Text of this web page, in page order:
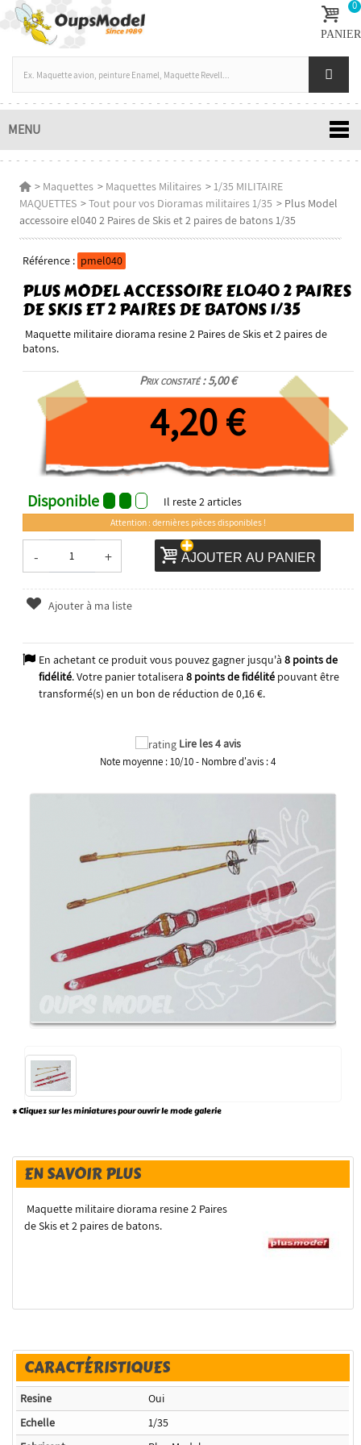
0
PANIER
MENU
> Maquettes > Maquettes Militaires >1/35 MILITAIRE
MAQUETTES >Tout pour vos Dioramas militaires 1/35 > Plus Model
accessoire el040 2 Paires de Skis et 2 paires de batons 1/35
Référence : pmel040
PLUS MODEL ACCESSOIRE EL040 2 PAIRES
DE SKIS ET 2 PAIRES DE BATONS 1/35
Maquette militaire diorama resine 2 Paires de Skis et 2 paires de
batons.
Prix constaté : 5,00 €
4,20 €
Disponible Il reste2articles
Attention : dernières pièces disponibles !
- + AJOUTER AU PANIER
Ajouter à ma liste
En achetant ce produit vous pouvez gagner jusqu'à 8points de
fidélité. Votre panier totalisera 8points de fidélitépouvant être
transformé(s) en un bon de réduction de0,16 €.
Lire les 4 avis
Note moyenne :10/10- Nombre d'avis :4
* Cliquez sur les miniatures pour ouvrir le mode galerie
EN SAVOIR PLUS
Maquette militaire diorama resine 2 Paires
de Skis et 2 paires de batons.
CARACTÉRISTIQUES
Resine
Oui
Echelle
1/35